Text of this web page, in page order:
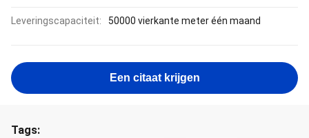
Leveringscapaciteit: 50000 vierkante meter één maand
Een citaat krijgen
Tags: